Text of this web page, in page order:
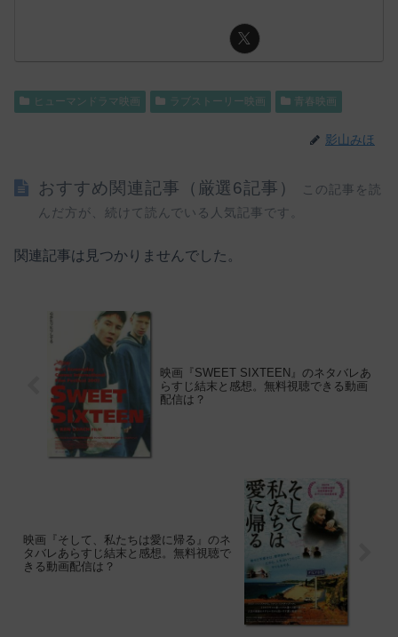
ヒューマンドラマ映画 ラブストーリー映画 青春映画
影山みほ
おすすめ関連記事（厳選6記事）
この記事を読
んだ方が、続けて読んでいる人気記事です。
関連記事は見つかりませんでした。
映画『SWEET SIXTEEN』のネタバレあ
らすじ結末と感想。無料視聴できる動画
配信は？
映画『そして、私たちは愛に帰る』のネ
タバレあらすじ結末と感想。無料視聴で
きる動画配信は？